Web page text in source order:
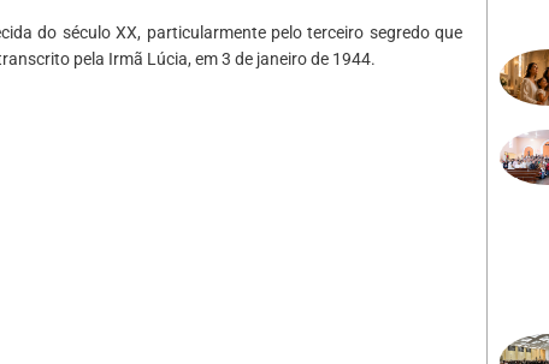
do século XX, particularmente pelo terceiro segredo que
pela Irmã Lúcia, em 3 de janeiro de 1944.